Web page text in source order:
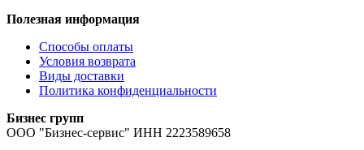
Полезная информация
Способы оплаты
Условия возврата
Виды доставки
Политика конфиденциальности
Бизнес групп
ООО "Бизнес-сервис" ИНН 2223589658